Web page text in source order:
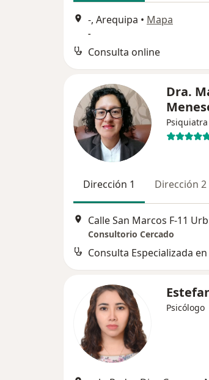
-, Arequipa • Mapa
-
Consulta online
Dra.
Psiquiatra
Dirección 1 Dirección 2
Calle San Marcos F-11
Consultorio Cercado
Consulta Especializada
Psicólogo